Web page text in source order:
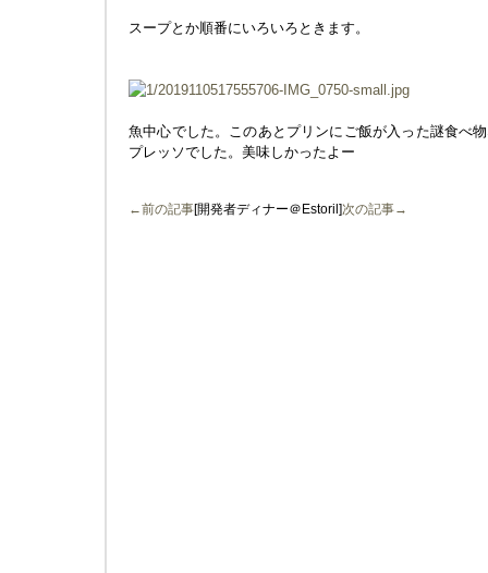
スープとか順番にいろいろときます。
魚中心でした。このあとプリンにご飯が入った謎食べ
プレッソでした。美味しかったよー
←前の記事[開発者ディナー＠Estoril]次の記事→